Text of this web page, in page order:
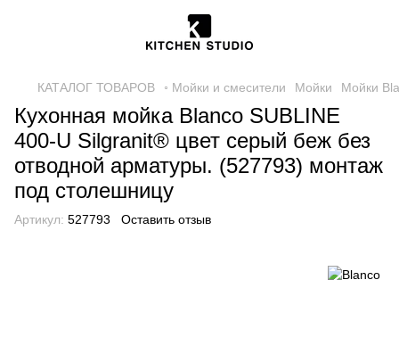
КАТАЛОГ ТОВАРОВ ◦ Мойки и смесители Мойки Мойки
Кухонная мойка Blanco SUBLINE
400-U Silgranit® цвет серый беж без
отводной арматуры. (527793) монтаж
под столешницу
Артикул: 527793 Оставить отзыв